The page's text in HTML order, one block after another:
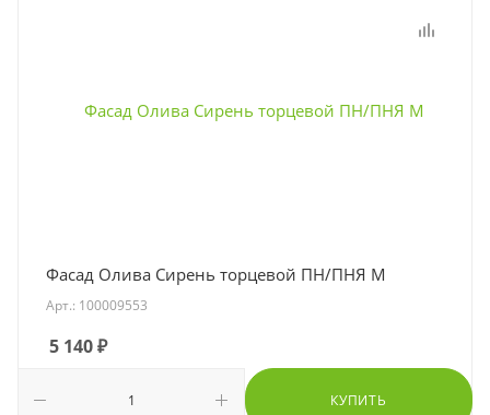
Фасад Олива Сирень торцевой ПН/ПНЯ М
Арт.: 100009553
5 140₽
КУПИТЬ